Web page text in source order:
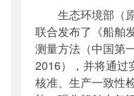
生态环境部（
联合发布了《船舶
测量方法（中国第
2016），并将通过
核准、生产一致性